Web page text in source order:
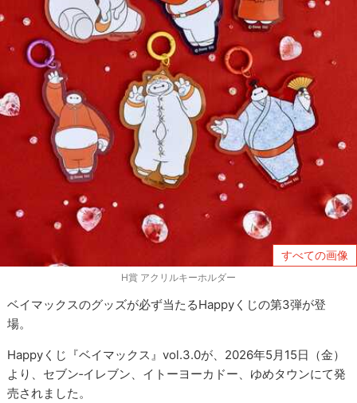
すべての画像
H賞 アクリルキーホルダー
ベイマックスのグッズが必ず当たるHappyくじの第3弾が登
場。
Happyくじ『ベイマックス』vol.3.0が、2026年5月15日（金）
より、セブン‐イレブン、イトーヨーカドー、ゆめタウンにて発
売されました。